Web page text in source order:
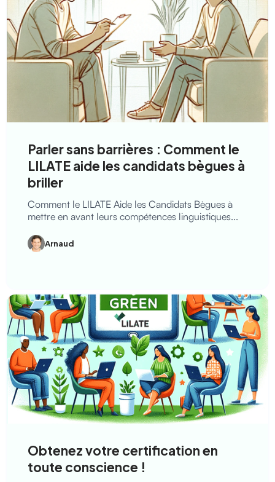
Parler sans barrières : Comment le
LILATE aide les candidats bègues à
briller
Comment le LILATE Aide les Candidats Bègues à
mettre en avant leurs compétences linguistiques...
Arnaud
Obtenez votre certification en
toute conscience !